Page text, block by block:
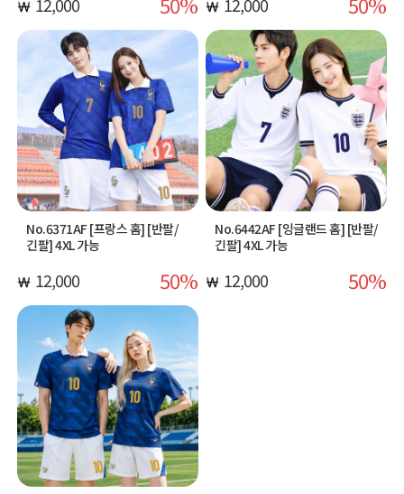
No.6371AF [프랑스 홈] [반팔/
긴팔] 4XL 가능
12,000 50
No.6442AF [잉글랜드 홈] [반팔/
긴팔] 4XL 가능
12,000 50